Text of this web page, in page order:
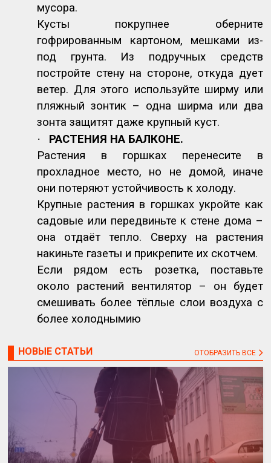
мусора.
Кусты покрупнее оберните
гофрированным картоном, мешками из-
под грунта. Из подручных средств
постройте стену на стороне, откуда дует
ветер. Для этого используйте ширму или
пляжный зонтик – одна ширма или два
зонта защитят даже крупный куст.
·
РАСТЕНИЯ НА БАЛКОНЕ.
Растения в горшках перенесите в
прохладное место, но не домой, иначе
они потеряют устойчивость к холоду.
Крупные растения в горшках укройте как
садовые или передвиньте к стене дома –
она отдаёт тепло. Сверху на растения
накиньте газеты и прикрепите их скотчем.
Если рядом есть розетка, поставьте
около растений вентилятор – он будет
смешивать более тёплые слои воздуха с
более холоднымию
НОВЫЕ СТАТЬИ ОТОБРАЗИТЬ ВСЕ